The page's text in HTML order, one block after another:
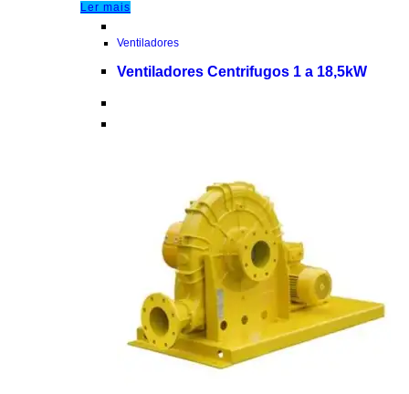
Ler mais
Ventiladores
Ventiladores Centrifugos 1 a 18,5kW